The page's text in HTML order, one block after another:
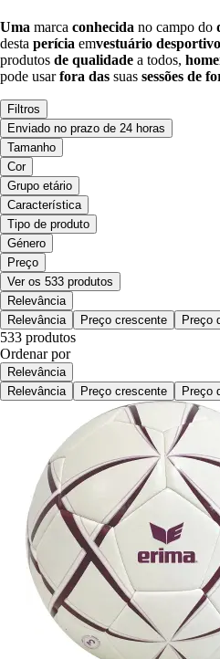
Uma marca conhecida no campo do
desta perícia emvestuário desportivo
produtos de qualidade a todos,
pode usarfora das suas sessões de
Filtros
Enviado no prazo de 24 horas
Tamanho
Cor
Grupo etário
Característica
Tipo de produto
Género
Preço
Ver os 533 produtos
Relevância
Relevância
Preço crescente Preço
533 produtos
Ordenar por
Relevância
Relevância
Preço crescente Preço